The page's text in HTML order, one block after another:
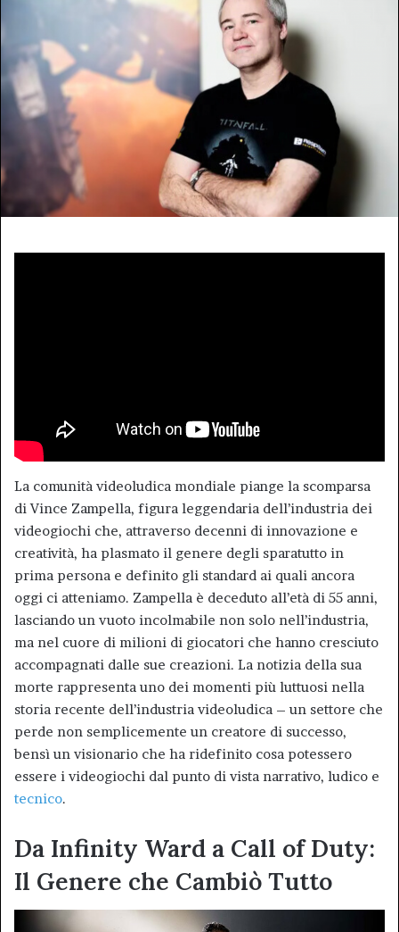
La comunità videoludica mondiale piange la scomparsa
di Vince Zampella, figura leggendaria dell’industria dei
videogiochi che, attraverso decenni di innovazione e
creatività, ha plasmato il genere degli sparatutto in
prima persona e definito gli standard ai quali ancora
oggi ci atteniamo. Zampella è deceduto all’età di 55 anni,
lasciando un vuoto incolmabile non solo nell’industria,
ma nel cuore di milioni di giocatori che hanno cresciuto
accompagnati dalle sue creazioni. La notizia della sua
morte rappresenta uno dei momenti più luttuosi nella
storia recente dell’industria videoludica – un settore che
perde non semplicemente un creatore di successo,
bensì un visionario che ha ridefinito cosa potessero
essere i videogiochi dal punto di vista narrativo, ludico e
tecnico.
Da Infinity Ward a Call of Duty:
Il Genere che Cambiò Tutto